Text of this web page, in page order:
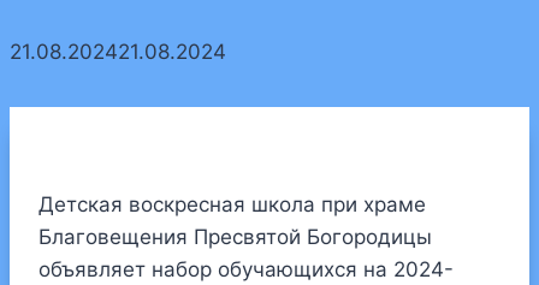
21.08.202421.08.2024
Детская воскресная школа при храме
Благовещения Пресвятой Богородицы
объявляет набор обучающихся на 2024-